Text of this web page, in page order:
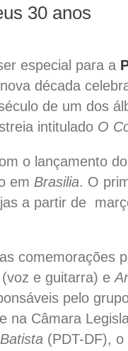
30 anos
especial para a
década
de um dos
intitulado O
o lançamento
em Brasilia. O
a partir de
comemorações
(voz e guitarra) e
pelo
na Câmara
(PDT-DF),